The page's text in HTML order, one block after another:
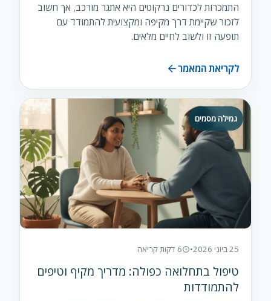
התמכרות לכדורים נרקוטים היא אתגר מורכב, אך חשוב
לזכור שקיימת דרך מקיפה ומקצועית להתמודד עם
תופעה זו ולשוב לחיים מלאים.
לקריאת המאמר
גמילה מסמים
25 ביוני 2026 • 6 דקות קריאה
טיפול בתחלואה כפולה: מדריך מקיף וטיפים
להתמודדות